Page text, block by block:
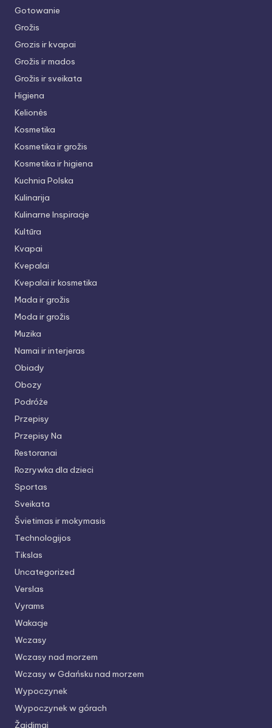
Gotowanie
Grožis
Grozis ir kvapai
Grožis ir mados
Grožis ir sveikata
Higiena
Kelionės
Kosmetika
Kosmetika ir grožis
Kosmetika ir higiena
Kuchnia Polska
Kulinarija
Kulinarne Inspiracje
Kultūra
Kvapai
Kvepalai
Kvepalai ir kosmetika
Mada ir grožis
Moda ir grožis
Muzika
Namai ir interjeras
Obiady
Obozy
Podróże
Przepisy
Przepisy Na
Restoranai
Rozrywka dla dzieci
Sportas
Sveikata
Švietimas ir mokymasis
Technologijos
Tikslas
Uncategorized
Verslas
Vyrams
Wakacje
Wczasy
Wczasy nad morzem
Wczasy w Gdańsku nad morzem
Wypoczynek
Wypoczynek w górach
Žaidimai